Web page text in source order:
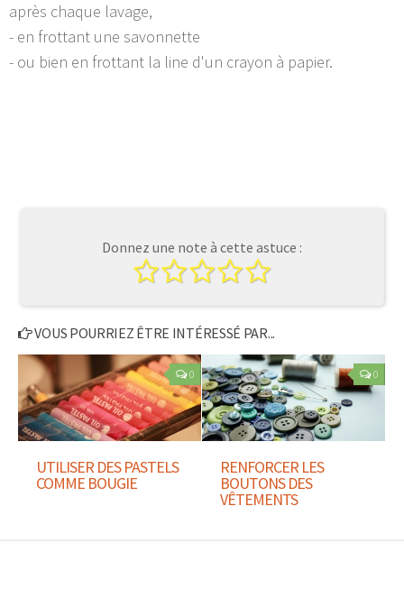
après chaque lavage,
- en frottant une savonnette
- ou bien en frottant la line d'un crayon à papier.
Donnez une note à cette astuce :
VOUS POURRIEZ ÊTRE INTÉRESSÉ PAR...
0
UTILISER DES PASTELS
COMME BOUGIE
0
RENFORCER LES
BOUTONS DES
VÊTEMENTS